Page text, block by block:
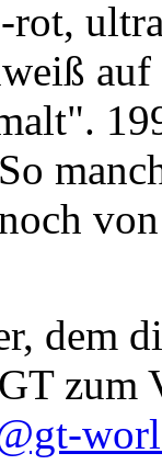
rot,
dem
zum